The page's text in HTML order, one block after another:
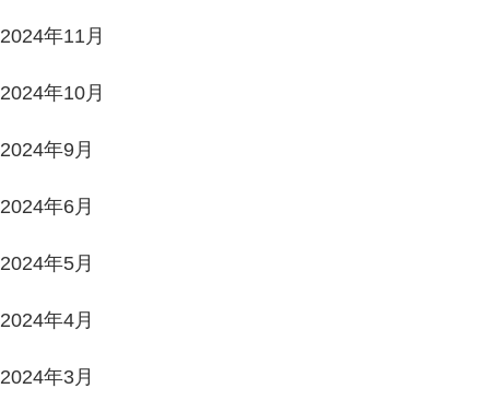
2024年11月
2024年10月
2024年9月
2024年6月
2024年5月
2024年4月
2024年3月